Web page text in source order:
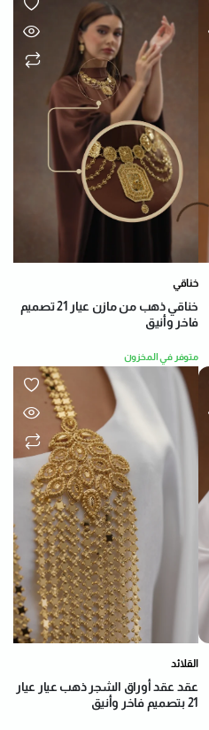
خناقي
خناقي ذهب من مازن عيار 21 تصميم
فاخر وأنيق
متوفر في المخزون
القلائد
عقد عقد أوراق الشجر ذهب عيار عيار
21 بتصميم فاخر وأنيق